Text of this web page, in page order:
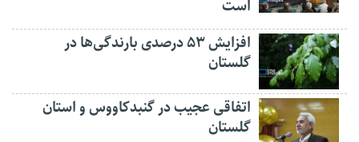
است
افزایش ۵۳ درصدی بارندگی‌ها در
گلستان
اتفاقی عجیب در‌ گنبدکاووس و استان
گلستان